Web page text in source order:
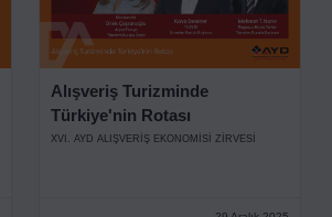
Alışveriş Turizminde
Türkiye'nin Rotası
XVI. AYD ALIŞVERİŞ EKONOMİSİ ZİRVESİ